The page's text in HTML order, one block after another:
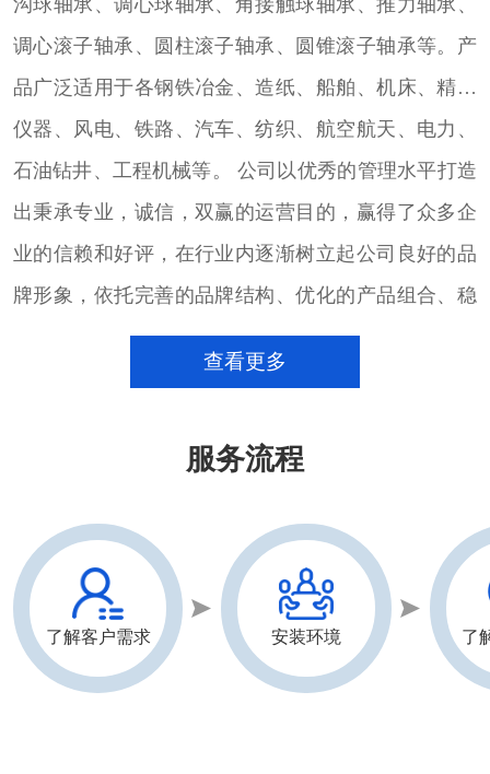
调心滚子轴承、圆柱滚子轴承、圆锥滚子轴承等。产
品广泛适用于各钢铁冶金、造纸、船舶、机床、精密
仪器、风电、铁路、汽车、纺织、航空航天、电力、
石油钻井、工程机械等。 公司以优秀的管理水平打造
出秉承专业，诚信，双赢的运营目的，赢得了众多企
业的信赖和好评，在行业内逐渐树立起公司良好的品
牌形象，依托完善的品牌结构、优化的产品组合、稳
定的大量货源的进口轴承销售团队，致力于以专注的
心态，通过完善的销售服务体系和技术团队，配合用
强沟通、加深了解，为用户提供更好的产品和服务。
查看更多
服务流程
了解客户需求 安装环境 了